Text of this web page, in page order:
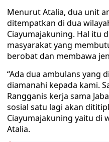
Menurut Atalia, dua unit
ditempatkan di dua
Ciayumajakuning. Hal itu
masyarakat yang
berobat dan membawa
“Ada dua ambulans yang
diamanahi kepada kami.
Rangganis kerja sama
sosial satu lagi akan
Ciayumajakuning yaitu di
Atalia.